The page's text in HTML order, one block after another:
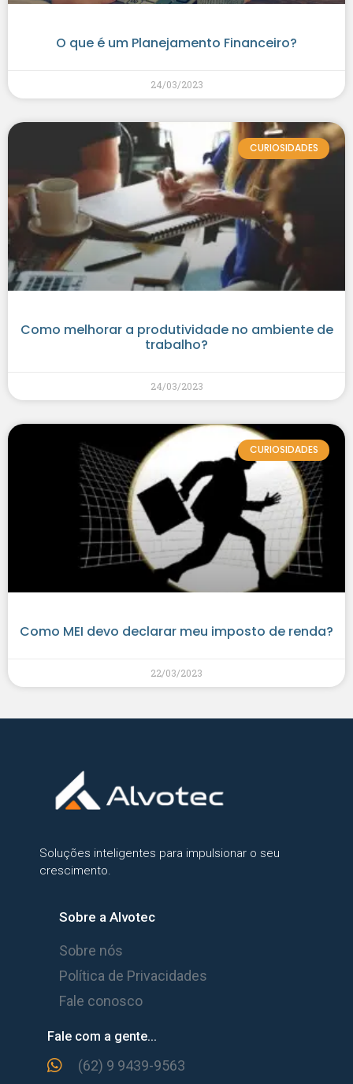
O que é um Planejamento Financeiro?
24/03/2023
CURIOSIDADES
Como melhorar a produtividade no ambiente de
trabalho?
24/03/2023
CURIOSIDADES
Como MEI devo declarar meu imposto de renda?
22/03/2023
Soluções inteligentes para impulsionar o seu
crescimento.
Sobre a Alvotec
Sobre nós
Política de Privacidades
Fale conosco
Fale com a gente...
(62) 9 9439-9563